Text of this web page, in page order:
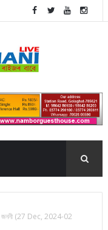
(27 Dec, 2024-02